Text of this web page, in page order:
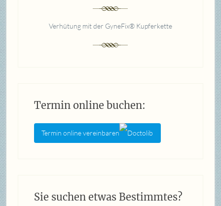
Verhütung mit der GyneFix® Kupferkette
Termin online buchen:
Termin online vereinbaren
Sie suchen etwas Bestimmtes?